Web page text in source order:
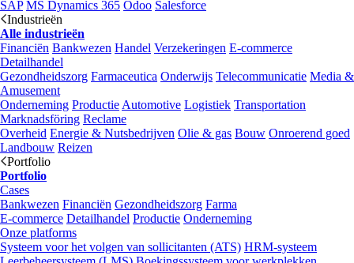
SAP MS Dynamics 365 Odoo Salesforce
Industrieën
Alle industrieën
Financiën Bankwezen Handel Verzekeringen E-commerce
Detailhandel
Gezondheidszorg Farmaceutica Onderwijs Telecommunicatie Media &
Amusement
Onderneming Productie Automotive Logistiek Transportation
Marknadsföring Reclame
Overheid Energie & Nutsbedrijven Olie & gas Bouw Onroerend goed
Landbouw Reizen
Portfolio
Portfolio
Cases
Bankwezen Financiën Gezondheidszorg Farma
E-commerce Detailhandel Productie Onderneming
Onze platforms
Systeem voor het volgen van sollicitanten (ATS) HRM-systeem